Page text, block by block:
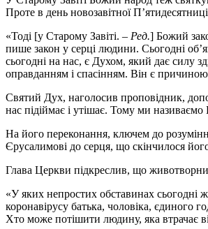
Проте в день новозавітної
«Тоді [у Старому Завіті. – Ред.] Божий
пише закон у серці людини. Сьогодні
сьогодні на нас, є Духом, який дає силу
оправданням і спасінням. Він є причиною
Святий Дух, наголосив проповідник,
нас підіймає і утішає. Тому ми
На його переконання, ключем до
Єрусалимові до серця, що скінчилося
Глава Церкви підкреслив, що
«У яких непростих обставинах сьогодні
коронавірусу батька, чоловіка, єдиного
Хто може потішити людину, яка втрачає